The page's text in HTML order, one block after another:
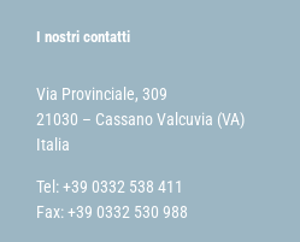
I nostri contatti
Via Provinciale, 309
21030 – Cassano Valcuvia (VA)
Italia
Tel: +39 0332 538 411
Fax: +39 0332 530 988